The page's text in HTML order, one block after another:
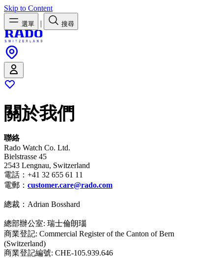
Skip to Content
選單 | 搜尋
關於我們
聯絡
Rado Watch Co. Ltd.
Bielstrasse 45
2543 Lengnau, Switzerland
電話：+41 32 655 61 11
電郵： customer.care@rado.com
總裁：Adrian Bosshard
總部辦公室: 瑞士倫朗瑙
商業登記: Commercial Register of the Canton of Bern
(Switzerland)
商業登記編號: CHE-105.939.646